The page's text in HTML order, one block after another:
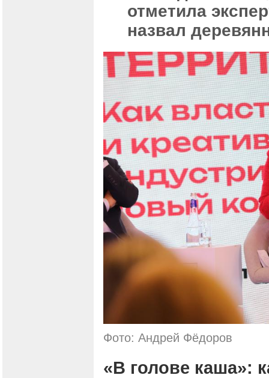
отметила
назвал
Фото: Андрей Фёдоров
«В голове каша»: